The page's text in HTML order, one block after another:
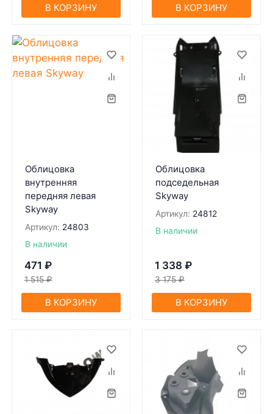
В КОРЗИНУ В КОРЗИНУ
Облицовка
внутренняя
передняя левая
Skyway
Артикул: 24803
В наличии
471 ₽
1 515 ₽
В КОРЗИНУ
Облицовка
подседельная
Skyway
Артикул: 24812
В наличии
1 338 ₽
3 175 ₽
В КОРЗИНУ